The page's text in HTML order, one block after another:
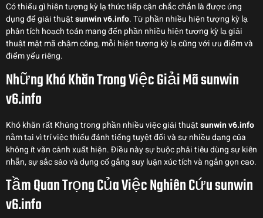
Có thiếu gì hiện tượng kỳ lạ thức tiếp cận chắc chắn là được ứng
dụng để giải thuậtsunwin v6.info. Từ phần nhiều hiện tượng kỳ lạ
phân tích hoạch toán mang đến phần nhiều hiện tượng kỳ lạ giải
thuật mật mã chậm công, mỗi hiện tượng kỳ lạ cũng với ưu điểm và
điểm yếu riêng.
Những Khó Khăn Trong Việc Giải Mã sunwin
v6.info
Khó khăn rất Khủng trong phần nhiều việc giải thuậtsunwin v6.info
nằm tại vì trí việc thiếu đánh tiếng tuyệt đối và sự nhiều dạng của
không ít văn cảnh xuất hiện. Điều này sự buộc phải tiêu dùng sự kiên
nhẫn, sự sắc sảo và dụng cố gắng suy luận xúc tích và ngắn gọn cao.
Tầm Quan Trọng Của Việc Nghiên Cứu sunwin
v6.info